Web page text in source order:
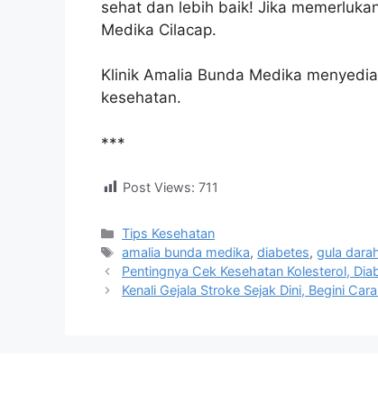
sehat dan lebih baik! Jika
Medika Cilacap.
Klinik Amalia Bunda Medika
kesehatan.
***
Post Views: 711
Tips Kesehatan
amalia bunda medika,diabetes,gula
Pentingnya Cek Kesehatan Kolesterol,
Kenali Gejala Stroke Sejak Dini, Begini